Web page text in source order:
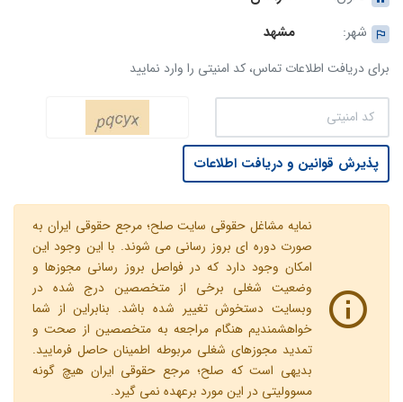
شهر:
مشهد
برای دریافت اطلاعات تماس، کد امنیتی را وارد نمایید
پذیرش قوانین و دریافت اطلاعات
نمایه مشاغل حقوقی سایت صلح؛ مرجع حقوقی ایران به
صورت دوره ای بروز رسانی می شوند. با این وجود این
امکان وجود دارد که در فواصل بروز رسانی مجوزها و
وضعیت شغلی برخی از متخصصین درج شده در
وبسایت دستخوش تغییر شده باشد. بنابراین از شما
خواهشمندیم هنگام مراجعه به متخصصین از صحت و
تمدید مجوزهای شغلی مربوطه اطمینان حاصل فرمایید.
بدیهی است که صلح؛ مرجع حقوقی ایران هیچ گونه
مسوولیتی در این مورد برعهده نمی گیرد.